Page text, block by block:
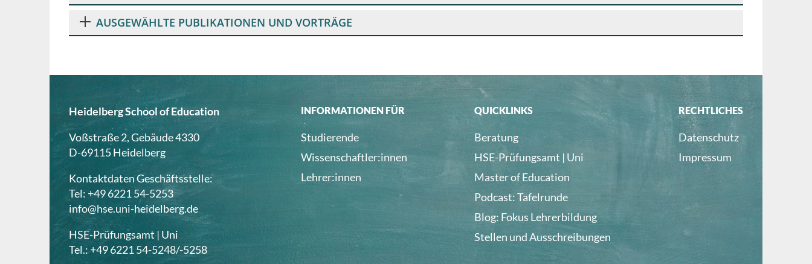
AUSGEWÄHLTE PUBLIKATIONEN UND VORTRÄGE
Heidelberg School of Education
Voßstraße 2, Gebäude 4330
D-69115 Heidelberg
Kontaktdaten Geschäftsstelle:
Tel: +49 6221 54-5253
info@hse.uni-heidelberg.de
HSE-Prüfungsamt | Uni
Tel.: +49 6221 54-5248/-5258
INFORMATIONEN FÜR
Studierende
Wissenschaftler:innen
Lehrer:innen
QUICKLINKS
Beratung
HSE-Prüfungsamt | Uni
Master of Education
Podcast: Tafelrunde
Blog: Fokus Lehrerbildung
Stellen und Ausschreibungen
RECHTLICHES
Datenschutz
Impressum